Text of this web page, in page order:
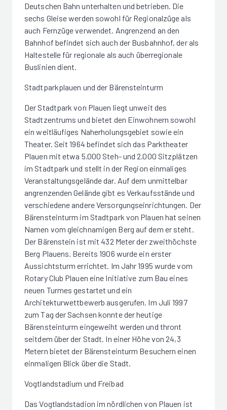
Deutschen Bahn unterhalten und betrieben. Die
sechs Gleise werden sowohl für Regionalzüge als
auch Fernzüge verwendet. Angrenzend an den
Bahnhof befindet sich auch der Busbahnhof, der als
Haltestelle für regionale als auch überregionale
Buslinien dient.
Stadtparkplauen und der Bärensteinturm
Der Stadtpark von Plauen liegt unweit des
Stadtzentrums und bietet den Einwohnern sowohl
ein weitläufiges Naherholungsgebiet sowie ein
Theater. Seit 1964 befindet sich das Parktheater
Plauen mit etwa 5.000 Steh- und 2.000 Sitzplätzen
im Stadtpark und stellt in der Region einmaliges
Veranstaltungsgelände dar. Auf dem unmittelbar
angrenzenden Gelände gibt es Verkaufsstände und
verschiedene andere Versorgungseinrichtungen. Der
Bärensteinturm im Stadtpark von Plauen hat seinen
Namen vom gleichnamigen Berg auf dem er steht.
Der Bärenstein ist mit 432 Meter der zweithöchste
Berg Plauens. Bereits 1906 wurde ein erster
Aussichtsturm errichtet. Im Jahr 1995 wurde vom
Rotary Club Plauen eine Initiative zum Bau eines
neuen Turmes gestartet und ein
Architekturwettbewerb ausgerufen. Im Juli 1997
zum Tag der Sachsen konnte der heutige
Bärensteinturm eingeweiht werden und thront
seitdem über der Stadt. In einer Höhe von 24,3
Metern bietet der Bärensteinturm Besuchern einen
einmaligen Blick über die Stadt.
Vogtlandstadium und Freibad
Das Vogtlandstadion im nördlichen von Plauen ist